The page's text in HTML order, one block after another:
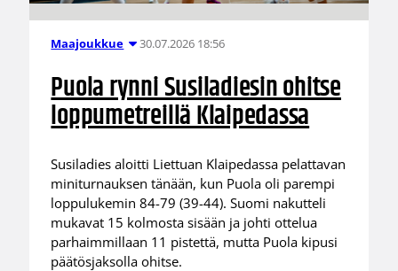
Maajoukkue 30.07.2026 18:56
Puola rynni Susiladiesin ohitse
loppumetreillä Klaipedassa
Susiladies aloitti Liettuan Klaipedassa pelattavan
miniturnauksen tänään, kun Puola oli parempi
loppulukemin 84-79 (39-44). Suomi nakutteli
mukavat 15 kolmosta sisään ja johti ottelua
parhaimmillaan 11 pistettä, mutta Puola kipusi
päätösjaksolla ohitse.